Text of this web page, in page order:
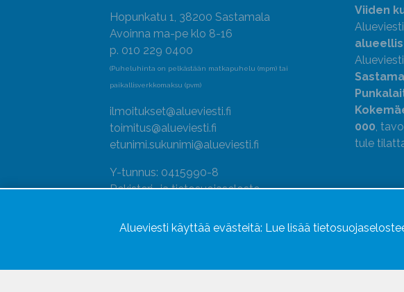
Hopunkatu 1, 38200 Sastamala
Avoinna ma-pe klo 8-16
p. 010 229 0400
(Puheluhinta on pelkästään matkapuhelu (mpm) tai
paikallisverkkomaksu (pvm)
ilmoitukset@alueviesti.fi
toimitus@alueviesti.fi
etunimi.sukunimi@alueviesti.fi
Y-tunnus: 0415990-8
Rekisteri- ja tietosuojaseloste
Seuraa meitä
Viiden
000,
tule
Alueviesti käyttää evästeitä: Lue lisää